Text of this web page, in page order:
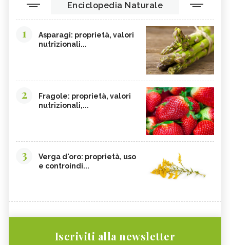
Enciclopedia Naturale
1
Asparagi: proprietà, valori
nutrizionali...
2
Fragole: proprietà, valori
nutrizionali,...
3
Verga d'oro: proprietà, uso
e controindi...
Iscriviti alla newsletter